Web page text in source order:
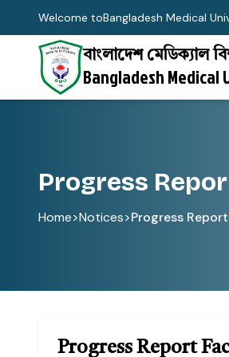
Welcome toBangladesh Medical
বাংলাদেশ মেডিক্যাল
Bangladesh Medical
Progress
Home>Notices>Progress
Progress Report